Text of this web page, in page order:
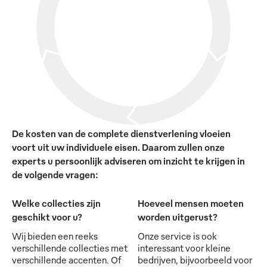
De kosten van de complete dienstverlening vloeien
voort uit uw individuele eisen. Daarom zullen onze
experts u persoonlijk adviseren om inzicht te krijgen in
de volgende vragen:
Welke collecties zijn
geschikt voor u?
Wij bieden een reeks
verschillende collecties met
verschillende accenten. Of
Hoeveel mensen moeten
worden uitgerust?
Onze service is ook
interessant voor kleine
bedrijven, bijvoorbeeld voor